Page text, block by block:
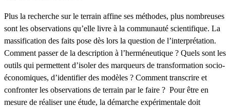
Plus la recherche sur le terrain affine ses méthodes, plus nombreuses
sont les observations qu’elle livre à la communauté scientifique. La
massification des faits pose dès lors la question de l’interprétation.
Comment passer de la description à l’herméneutique ? Quels sont les
outils qui permettent d’isoler des marqueurs de transformation socio-
économiques, d’identifier des modèles ? Comment transcrire et
confronter les observations de terrain par le faire ? Pour être en
mesure de réaliser une étude, la démarche expérimentale doit